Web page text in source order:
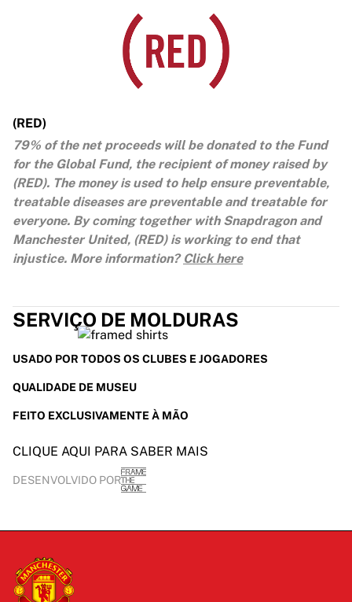
(RED)
79% of the net proceeds will be donated to the Fund
for the Global Fund, the recipient of money raised by
(RED). The money is used to help ensure preventable,
treatable diseases are preventable and treatable for
everyone. By coming together with Snapdragon and
Manchester United, (RED) is working to end that
injustice. More information? Click here
SERVIÇO DE MOLDURAS
USADO POR TODOS OS CLUBES E JOGADORES
QUALIDADE DE MUSEU
FEITO EXCLUSIVAMENTE À MÃO
CLIQUE AQUI PARA SABER MAIS
DESENVOLVIDO POR